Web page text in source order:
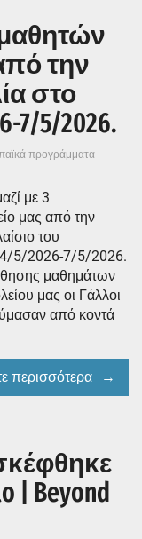
την
στο
7/5/2026.
προγράμματα
με 3
μας από την
του
4/5/2026-7/5/2026.
μαθημάτων
μας οι Γάλλοι
από κοντά
περισσότερα
| Beyond